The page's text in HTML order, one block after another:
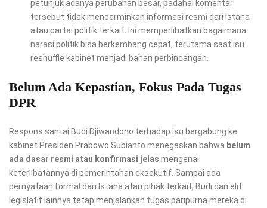
petunjuk adanya perubahan besar, padahal komentar
tersebut tidak mencerminkan informasi resmi dari Istana
atau partai politik terkait. Ini memperlihatkan bagaimana
narasi politik bisa berkembang cepat, terutama saat isu
reshuffle kabinet menjadi bahan perbincangan.
Belum Ada Kepastian, Fokus Pada Tugas
DPR
Respons santai Budi Djiwandono terhadap isu bergabung ke
kabinet Presiden Prabowo Subianto menegaskan bahwa belum
ada dasar resmi atau konfirmasi jelas mengenai
keterlibatannya di pemerintahan eksekutif. Sampai ada
pernyataan formal dari Istana atau pihak terkait, Budi dan elit
legislatif lainnya tetap menjalankan tugas paripurna mereka di